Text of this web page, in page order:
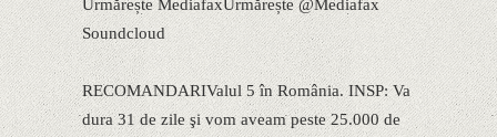
Urmărește MediafaxUrmărește @Mediafax
Soundcloud
RECOMANDARIValul 5 în România. INSP: Va
dura 31 de zile şi vom aveam peste 25.000 de